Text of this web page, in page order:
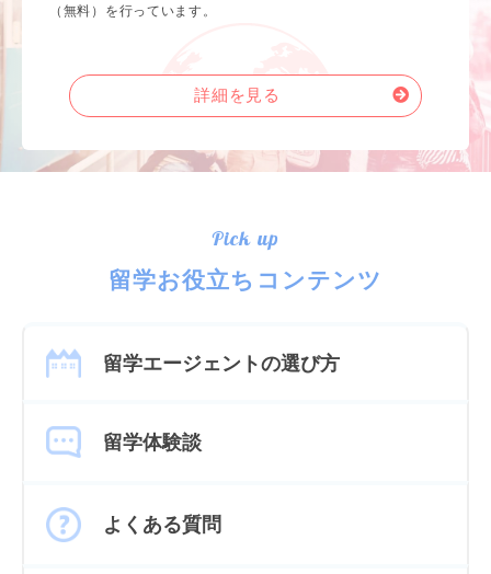
（無料）を行っています。
詳細を見る
Pick up
留学お役立ちコンテンツ
留学エージェントの選び方
留学体験談
よくある質問